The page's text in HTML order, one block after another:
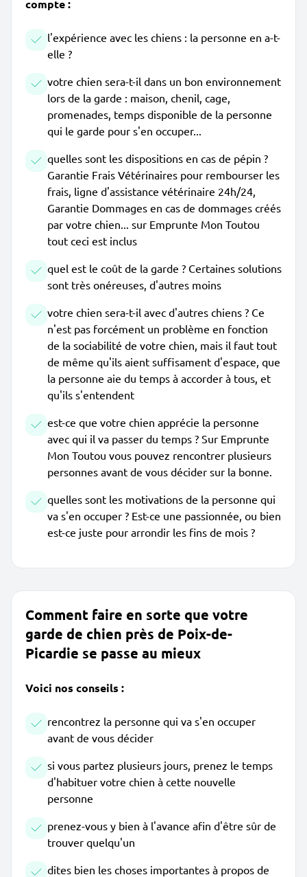
compte :
l'expérience avec les chiens : la personne en a-t-
elle ?
votre chien sera-t-il dans un bon environnement
lors de la garde : maison, chenil, cage,
promenades, temps disponible de la personne
qui le garde pour s'en occuper...
quelles sont les dispositions en cas de pépin ?
Garantie Frais Vétérinaires pour rembourser les
frais, ligne d'assistance vétérinaire 24h/24,
Garantie Dommages en cas de dommages créés
par votre chien... sur Emprunte Mon Toutou
tout ceci est inclus
quel est le coût de la garde ? Certaines solutions
sont très onéreuses, d'autres moins
votre chien sera-t-il avec d'autres chiens ? Ce
n'est pas forcément un problème en fonction
de la sociabilité de votre chien, mais il faut tout
de même qu'ils aient suffisament d'espace, que
la personne aie du temps à accorder à tous, et
qu'ils s'entendent
est-ce que votre chien apprécie la personne
avec qui il va passer du temps ? Sur Emprunte
Mon Toutou vous pouvez rencontrer plusieurs
personnes avant de vous décider sur la bonne.
quelles sont les motivations de la personne qui
va s'en occuper ? Est-ce une passionnée, ou bien
est-ce juste pour arrondir les fins de mois ?
Comment faire en sorte que votre
garde de chien près de Poix-de-
Picardie se passe au mieux
Voici nos conseils :
rencontrez la personne qui va s'en occuper
avant de vous décider
si vous partez plusieurs jours, prenez le temps
d'habituer votre chien à cette nouvelle
personne
prenez-vous y bien à l'avance afin d'être sûr de
trouver quelqu'un
dites bien les choses importantes à propos de